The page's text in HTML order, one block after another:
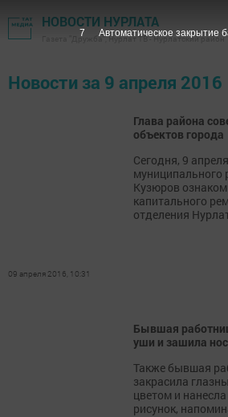
НОВОСТИ НУРЛАТА
Газета "Дружба", Нурлат ТВ - Нурлатский район
Новости за 9 апреля 2016
Глава района
объектов города
Сегодня, 9
муниципального
Кузюров
капитального
отделения
09 апреля 2016, 10:31
Бывшая
уши и зашила
Также бывшая
закрасила
цветом и
рисунок,
7 Автоматическое закрытие